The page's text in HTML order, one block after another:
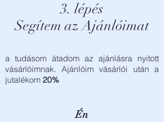
3. lépés
Segítem az Ajánlóimat
a tudásom átadom az ajánlásra nyitott
vásárlóimnak. Ajánlóim vásárlói után a
jutalékom 20%
Én